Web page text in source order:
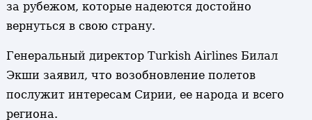
за рубежом, которые надеются достойно
вернуться в свою страну.
Генеральный директор Turkish Airlines Билал
Экши заявил, что возобновление полетов
послужит интересам Сирии, ее народа и всего
региона.